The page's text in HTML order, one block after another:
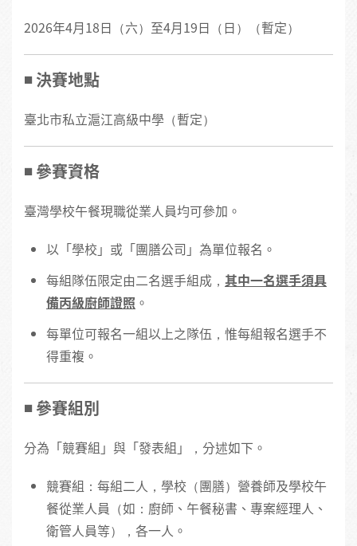
2026年4月18日（六）至4月19日（日）（暫定）
◾️ 決賽地點
臺北市私立滬江高級中學（暫定）
◾️ 參賽資格
臺灣學校午餐現職從業人員均可參加。
以「學校」或「團膳公司」為單位報名。
每組隊伍限定由二名選手組成， 其中一名選手須具
備丙級廚師證照 。
每單位可報名一組以上之隊伍，惟每組報名選手不
得重複。
◾️ 參賽組別
分為「競賽組」與「發表組」，分述如下。
競賽組：每組二人，學校（團膳）營養師及學校午
餐從業人員（如：廚師、午餐秘書、專案經理人、
衛管人員等），各一人。